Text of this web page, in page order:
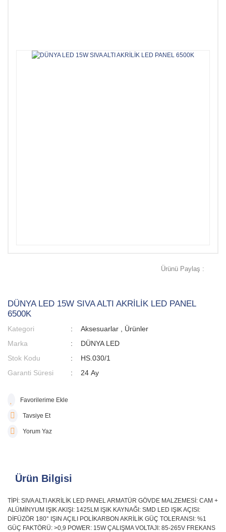
Ürünü Paylaş :
DÜNYA LED 15W SIVA ALTI AKRİLİK LED PANEL
6500K
Kategori Aksesuarlar
Ürünler
Marka
DÜNYA LED
Stok Kodu
HS.030/1
Garanti Süresi
24 Ay
Tavsiye Et
Yorum Yaz
Ürün Bilgisi
TİPİ: SIVA ALTI AKRİLİK LED PANEL ARMATÜR GÖVDE MALZEMESİ: CAM +
ALÜMİNYUM IŞIK AKIŞI: 1425LM IŞIK KAYNAĞI: SMD LED IŞIK AÇISI:
DİFÜZÖR 180° IŞIN AÇILI POLİKARBON AKRİLİK GÜÇ TOLERANSI: %1
GÜÇ FAKTÖRÜ: >0,9 POWER: 15W ÇALIŞMA VOLTAJI: 85-265V FREKANS